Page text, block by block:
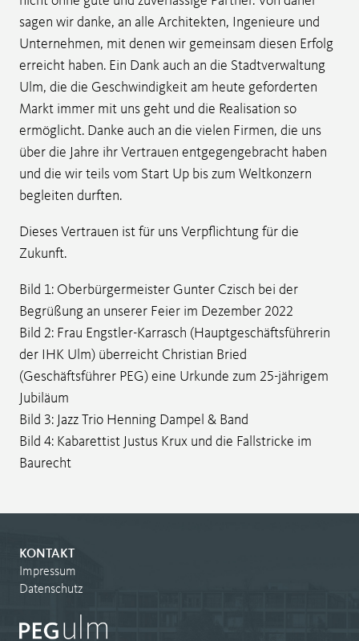
sagen wir danke, an alle Architekten, Ingenieure und
Unternehmen, mit denen wir gemeinsam diesen Erfolg
erreicht haben. Ein Dank auch an die Stadtverwaltung
Ulm, die die Geschwindigkeit am heute geforderten
Markt immer mit uns geht und die Realisation so
ermöglicht. Danke auch an die vielen Firmen, die uns
über die Jahre ihr Vertrauen entgegengebracht haben
und die wir teils vom Start Up bis zum Weltkonzern
begleiten durften.
Dieses Vertrauen ist für uns Verpflichtung für die
Zukunft.
Bild 1: Oberbürgermeister Gunter Czisch bei der
Begrüßung an unserer Feier im Dezember 2022
Bild 2: Frau Engstler-Karrasch (Hauptgeschäftsführerin
der IHK Ulm) überreicht Christian Bried
(Geschäftsführer PEG) eine Urkunde zum 25-jährigem
Jubiläum
Bild 3: Jazz Trio Henning Dampel & Band
Bild 4: Kabarettist Justus Krux und die Fallstricke im
Baurecht
KONTAKT
Impressum
Datenschutz